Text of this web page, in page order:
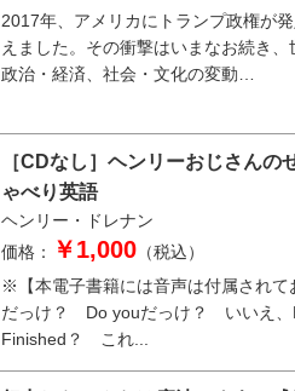
2017年、アメリカにトランプ政権が
えました。その衝撃はいまなお続き
政治・経済、社会・文化の変動…
［CDなし］ヘンリーおじさんの
ゃべり英語
ヘンリー・ドレナン
価格：
￥1,000 （税込）
※【本電子書籍には音声は付属されて
だっけ？ Do youだっけ？ いいえ
Finished？ これ...